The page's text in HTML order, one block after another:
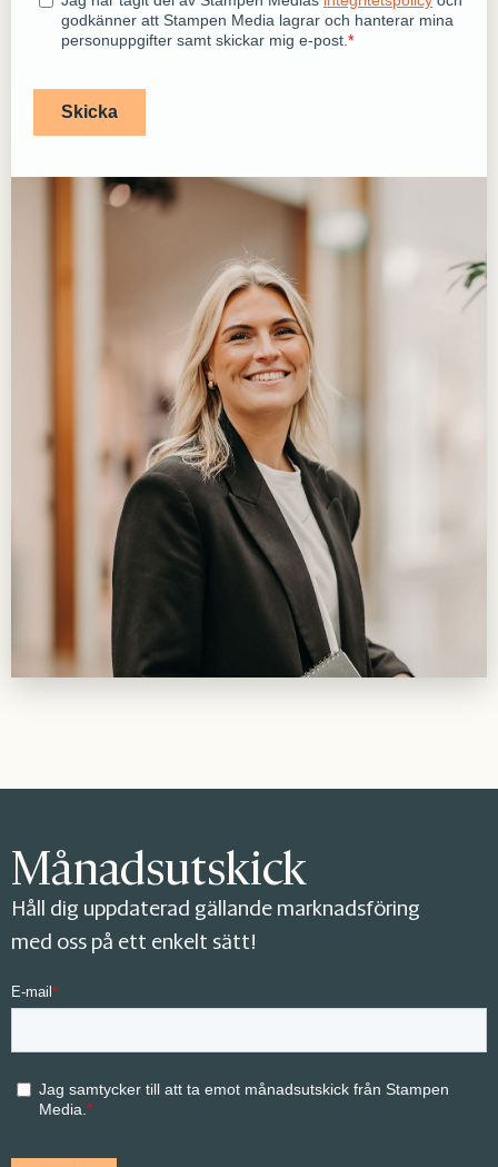
Månadsutskick
Håll dig uppdaterad gällande marknadsföring
med oss på ett enkelt sätt!